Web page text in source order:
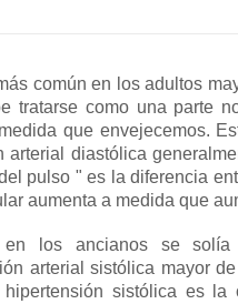
común en los adultos
tratarse como una parte
que envejecemos.
arterial diastólica
pulso " es la diferencia
aumenta a medida que
en los ancianos se solía
arterial sistólica mayor
sistólica es la